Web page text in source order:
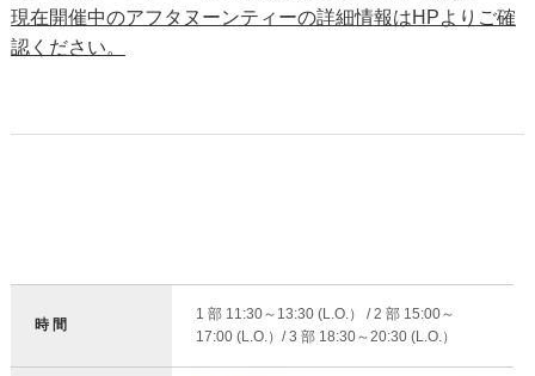
現在開催中のアフタヌーンティーの詳細情報はHPよりご確
認ください。
時 間
1 部 11:30～13:30 (L.O.） / 2 部 15:00～
17:00 (L.O.）/ 3 部 18:30～20:30 (L.O.）